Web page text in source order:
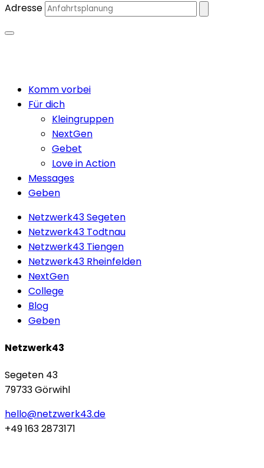
Adresse
Close
Menu
Komm vorbei
Für dich
Kleingruppen
NextGen
Gebet
Love in Action
Messages
Geben
Netzwerk43 Segeten
Netzwerk43 Todtnau
Netzwerk43 Tiengen
Netzwerk43 Rheinfelden
NextGen
College
Blog
Geben
Netzwerk43
Segeten 43
79733 Görwihl
hello@netzwerk43.de
+49 163 2873171